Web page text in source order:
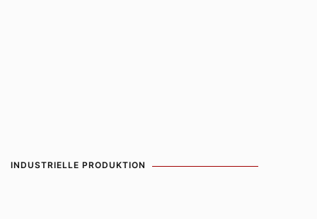
INDUSTRIELLE PRODUKTION